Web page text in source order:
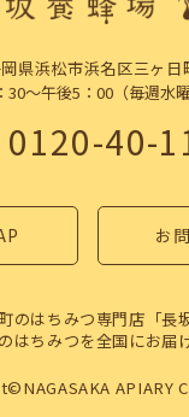
県浜松市浜名区三ヶ日
30～午後5：00（毎週水
0120-40-
お
のはちみつ専門店「長
はちみつを全国にお届
APIARY